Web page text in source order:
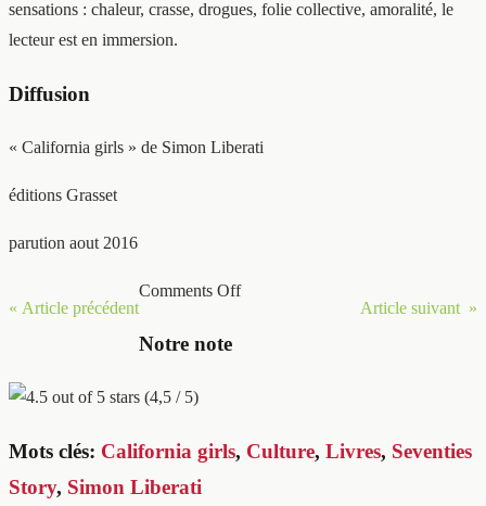
sensations : chaleur, crasse, drogues, folie collective, amoralité, le
lecteur est en immersion.
Diffusion
« California girls » de Simon Liberati
éditions Grasset
parution aout 2016
« Article précédent Article suivant »
Comments Off
Notre note
(4,5 / 5)
Mots clés: California girls, Culture, Livres, Seventies
Story, Simon Liberati